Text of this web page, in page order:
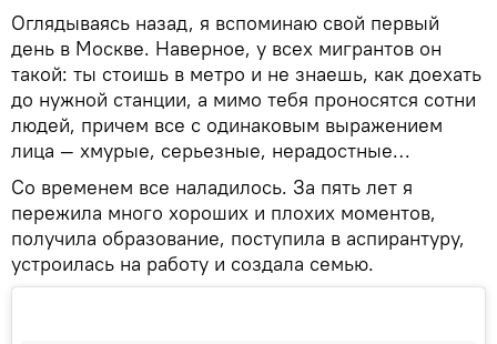
Оглядываясь назад, я вспоминаю свой первый
день в Москве. Наверное, у всех мигрантов он
такой: ты стоишь в метро и не знаешь, как доехать
до нужной станции, а мимо тебя проносятся сотни
людей, причем все с одинаковым выражением
лица — хмурые, серьезные, нерадостные…
Со временем все наладилось. За пять лет я
пережила много хороших и плохих моментов,
получила образование, поступила в аспирантуру,
устроилась на работу и создала семью.